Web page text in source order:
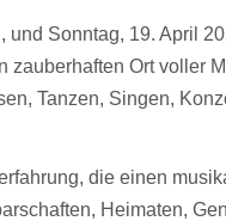
Sonntag, 19. April
Ort voller
Tanzen, Singen,
die einen
Heimaten,